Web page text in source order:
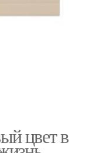
цвет в